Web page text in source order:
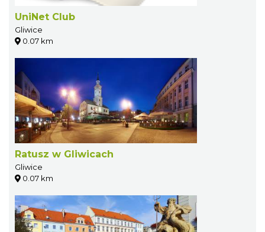
UniNet Club
Gliwice
0.07 km
Ratusz w Gliwicach
Gliwice
0.07 km